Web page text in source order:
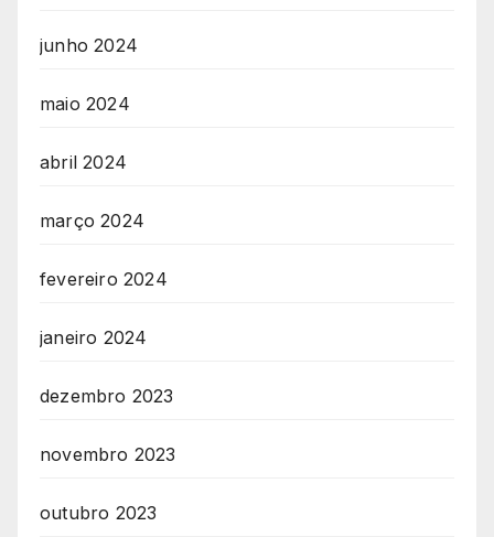
junho 2024
maio 2024
abril 2024
março 2024
fevereiro 2024
janeiro 2024
dezembro 2023
novembro 2023
outubro 2023